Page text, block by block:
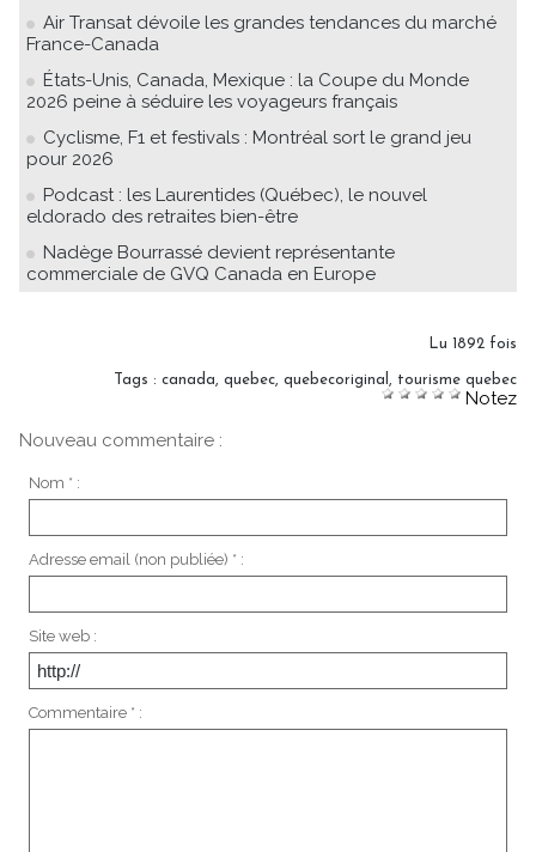
Air Transat dévoile les grandes tendances du marché
France-Canada
États-Unis, Canada, Mexique : la Coupe du Monde
2026 peine à séduire les voyageurs français
Cyclisme, F1 et festivals : Montréal sort le grand jeu
pour 2026
Podcast : les Laurentides (Québec), le nouvel
eldorado des retraites bien-être
Nadège Bourrassé devient représentante
commerciale de GVQ Canada en Europe
Lu 1892 fois
Tags : canada, quebec, quebecoriginal , tourisme quebec
Notez
Nouveau commentaire :
Nom * :
Adresse email (non publiée) * :
Site web :
Commentaire * :